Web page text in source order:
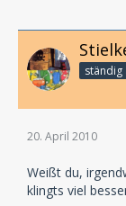
ständig
20. April 2010
Weißt du,
klingts viel